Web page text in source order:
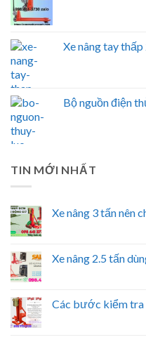
Xe nâng tay
Bộ nguồn điện
TIN MỚI NHẤT
Xe nâng 3 tấn nên
Xe nâng 2.5 tấn
Các bước kiểm tra